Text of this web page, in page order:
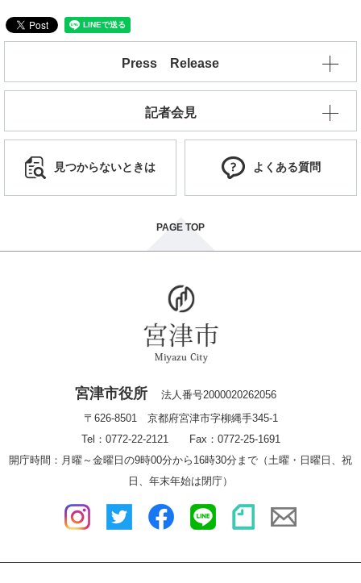
Press Release
記者会見
見つからないときは よくある質問
PAGE TOP
宮津市役所
法人番号2000020262056
〒626-8501 京都府宮津市字柳縄手345-1
Tel：0772-22-2121 Fax：0772-25-1691
開庁時間：月曜～金曜日の9時00分から16時30分まで（土曜・日曜日、祝
日、年末年始は閉庁）